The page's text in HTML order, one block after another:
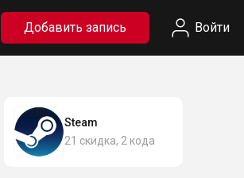
Добавить запись Войти
Steam
21 скидка, 2 кода